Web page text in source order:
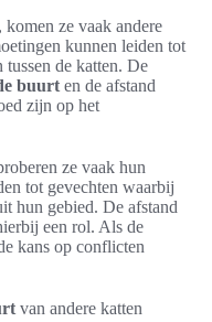
ze vaak andere
kunnen leiden tot
de katten. De
buurt en de afstand
zijn op het
ze vaak hun
tot gevechten waarbij
hun gebied. De afstand
een rol. Als de
kans op conflicten
van andere katten